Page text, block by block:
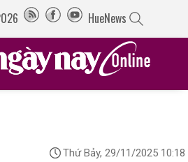
HueNews
Thứ Bảy, 29/11/2025 10:18